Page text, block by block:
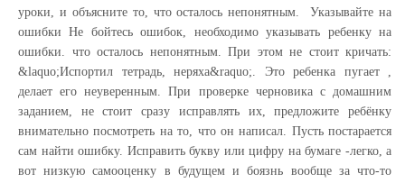
уроки, и объясните то, что осталось непонятным. Указывайте на
ошибки Не бойтесь ошибок, необходимо указывать ребенку на
ошибки. что осталось непонятным. При этом не стоит кричать:
&laquo;Испортил тетрадь, неряха&raquo;. Это ребенка пугает ,
делает его неуверенным. При проверке черновика с домашним
заданием, не стоит сразу исправлять их, предложите ребёнку
внимательно посмотреть на то, что он написал. Пусть постарается
сам найти ошибку. Исправить букву или цифру на бумаге -легко, а
вот низкую самооценку в будущем и боязнь вообще за что-то